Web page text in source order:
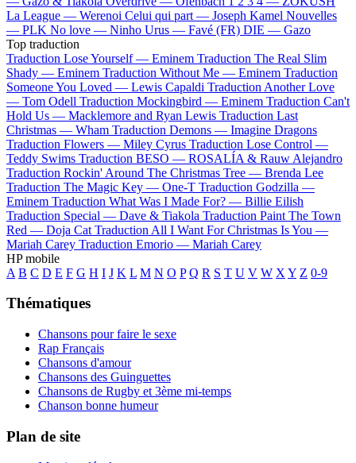
La League — Werenoi Celui qui part — Joseph Kamel Nouvelles
— PLK No love — Ninho Urus — Favé (FR) DIE — Gazo
Top traduction
Traduction Lose Yourself — Eminem Traduction The Real Slim
Shady — Eminem Traduction Without Me — Eminem Traduction
Someone You Loved — Lewis Capaldi Traduction Another Love
— Tom Odell Traduction Mockingbird — Eminem Traduction Can't
Hold Us — Macklemore and Ryan Lewis Traduction Last
Christmas — Wham Traduction Demons — Imagine Dragons
Traduction Flowers — Miley Cyrus Traduction Lose Control —
Teddy Swims Traduction BESO — ROSALÍA & Rauw Alejandro
Traduction Rockin' Around The Christmas Tree — Brenda Lee
Traduction The Magic Key — One-T Traduction Godzilla —
Eminem Traduction What Was I Made For? — Billie Eilish
Traduction Special — Dave & Tiakola Traduction Paint The Town
Red — Doja Cat Traduction All I Want For Christmas Is You —
Mariah Carey Traduction Emorio — Mariah Carey
HP mobile
A B C D E F G H I J K L M N O P Q R S T U V W X Y Z 0-9
Thématiques
Chansons pour faire le sexe
Rap Français
Chansons d'amour
Chansons des Guinguettes
Chansons de Rugby et 3ème mi-temps
Chanson bonne humeur
Plan de site